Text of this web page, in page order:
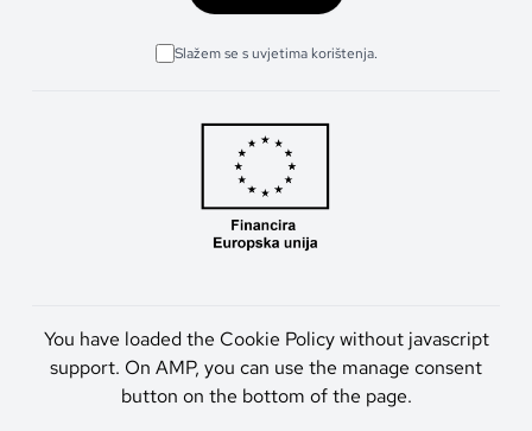
Slažem se s uvjetima korištenja.
You have loaded the Cookie Policy without javascript
support. On AMP, you can use the manage consent
button on the bottom of the page.